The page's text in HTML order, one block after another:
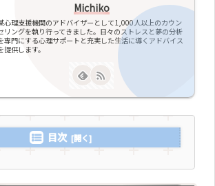
Michiko
心理支援機関のアドバイザーとして1,000人以上のカウン
リングを執り行ってきました。日々のストレスと夢の分析
専門にする心理サポートと充実した生活に導くアドバイス
提供します。
目次